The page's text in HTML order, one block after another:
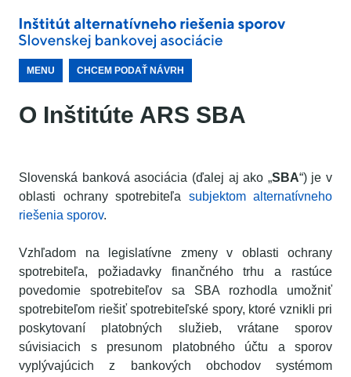
MENU CHCEM PODAŤ NÁVRH
O Inštitúte ARS SBA
Slovenská banková asociácia (ďalej aj ako „SBA“) je v
oblasti ochrany spotrebiteľa subjektom alternatívneho
riešenia sporov.
Vzhľadom na legislatívne zmeny v oblasti ochrany
spotrebiteľa, požiadavky finančného trhu a rastúce
povedomie spotrebiteľov sa SBA rozhodla umožniť
spotrebiteľom riešiť spotrebiteľské spory, ktoré vznikli pri
poskytovaní platobných služieb, vrátane sporov
súvisiacich s presunom platobného účtu a sporov
vyplývajúcich z bankových obchodov systémom